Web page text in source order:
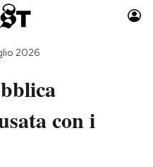
Moda
2026
con i